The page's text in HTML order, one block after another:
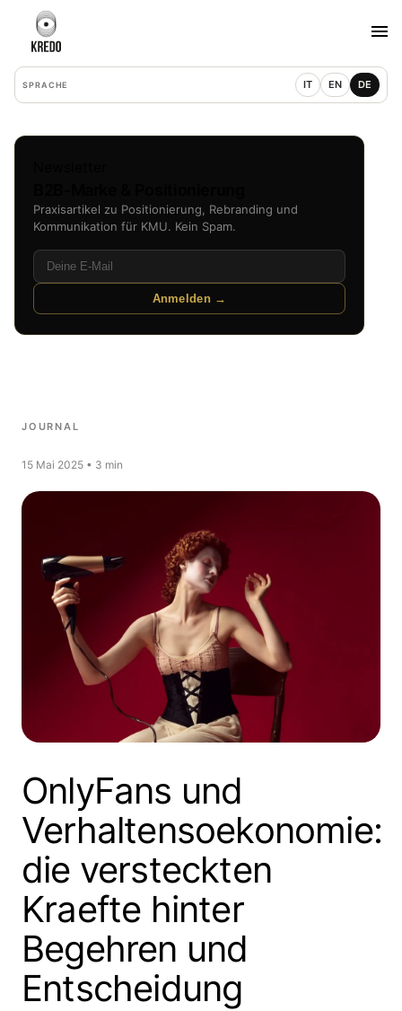
SPRACHE IT EN DE
Praxisartikel zu Positionierung, Rebranding und
Kommunikation für KMU. Kein Spam.
Anmelden →
JOURNAL
15 Mai 2025 • 3 min
OnlyFans und
Verhaltensoekonomie:
die versteckten
Kraefte hinter
Begehren und
Entscheidung